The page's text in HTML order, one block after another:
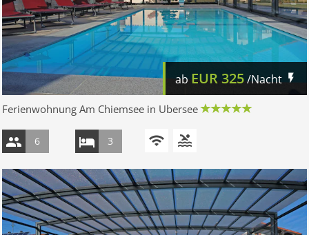
abEUR325/Nacht
Ferienwohnung Am Chiemsee in Ubersee
6 3